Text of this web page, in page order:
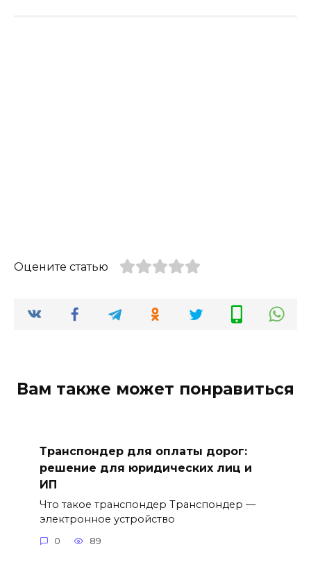
Оцените статью
Вам также может понравиться
Транспондер для оплаты дорог:
решение для юридических лиц и
ИП
Что такое транспондер Транспондер —
электронное устройство
0 89